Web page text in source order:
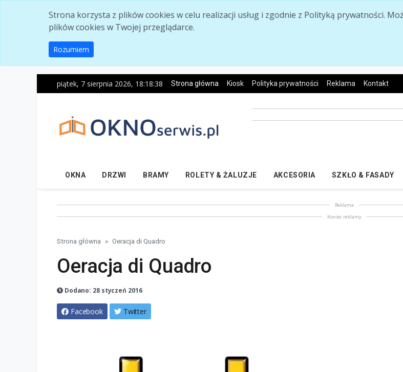
Strona korzysta z plików cookies w celu realizacji usług i zgodnie z Polityką prywatności.
plików cookies w Twojej przeglądarce.
Rozumiem
piątek, 7 sierpnia 2026, 18:18:39 Strona główna Kiosk Polityka prywatności Reklama Kontakt
OKNA DRZWI BRAMY ROLETY & ŻALUZJE AKCESORIA SZKŁO & FASADY
Reklama
Koniec reklamy
Strona główna Oeracja di Quadro
Oeracja di Quadro
Dodano: 28 styczeń 2016
Facebook Twitter